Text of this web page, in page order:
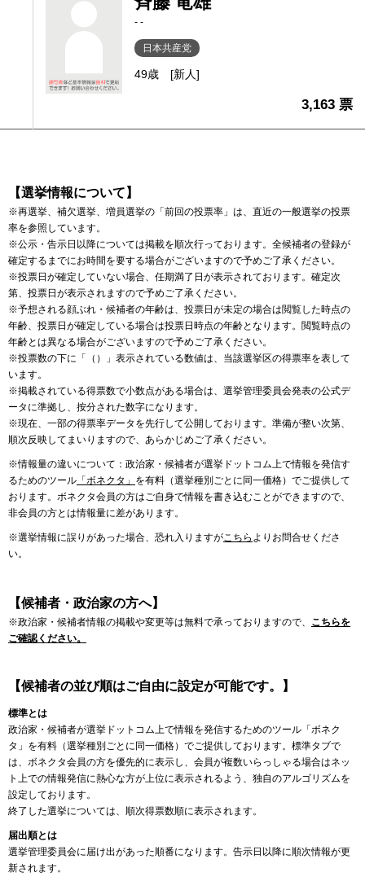
- -
日本共産党
49歳 [新人]
3,163 票
【選挙情報について】
※再選挙、補欠選挙、増員選挙の「前回の投票率」は、直近の一般選挙の投票
率を参照しています。
※公示・告示日以降については掲載を順次行っております。全候補者の登録が
確定するまでにお時間を要する場合がございますので予めご了承ください。
※投票日が確定していない場合、任期満了日が表示されております。確定次
第、投票日が表示されますので予めご了承ください。
※予想される顔ぶれ・候補者の年齢は、投票日が未定の場合は閲覧した時点の
年齢、投票日が確定している場合は投票日時点の年齢となります。閲覧時点の
年齢とは異なる場合がございますので予めご了承ください。
※投票数の下に「（）」表示されている数値は、当該選挙区の得票率を表して
います。
※掲載されている得票数で小数点がある場合は、選挙管理委員会発表の公式デ
ータに準拠し、按分された数字になります。
※現在、一部の得票率データを先行して公開しております。準備が整い次第、
順次反映してまいりますので、あらかじめご了承ください。
※情報量の違いについて：政治家・候補者が選挙ドットコム上で情報を発信す
るためのツール 「ボネクタ」 を有料（選挙種別ごとに同一価格）でご提供して
おります。ボネクタ会員の方はご自身で情報を書き込むことができますので、
非会員の方とは情報量に差があります。
※選挙情報に誤りがあった場合、恐れ入りますがこちら よりお問合せくださ
い。
【候補者・政治家の方へ】
※政治家・候補者情報の掲載や変更等は無料で承っておりますので、 こちらを
ご確認ください。
【候補者の並び順はご自由に設定が可能です。】
標準とは
政治家・候補者が選挙ドットコム上で情報を発信するためのツール「ボネク
タ」を有料（選挙種別ごとに同一価格）でご提供しております。標準タブで
は、ボネクタ会員の方を優先的に表示し、会員が複数いらっしゃる場合はネッ
ト上での情報発信に熱心な方が上位に表示されるよう、独自のアルゴリズムを
設定しております。
終了した選挙については、順次得票数順に表示されます。
届出順とは
選挙管理委員会に届け出があった順番になります。告示日以降に順次情報が更
新されます。